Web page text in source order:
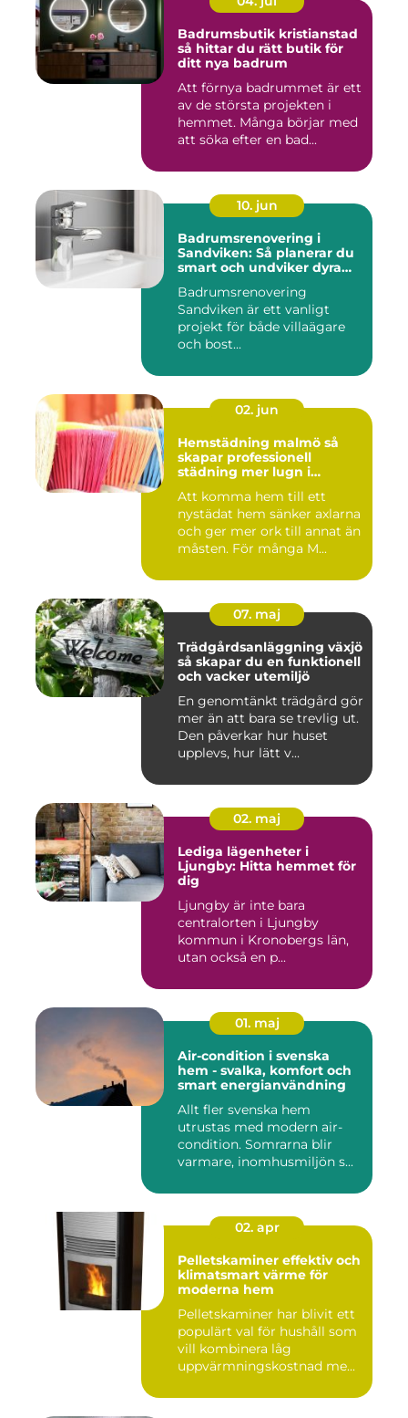
Badrumsbutik kristianstad
så hittar du rätt butik för
ditt nya badrum
Att förnya badrummet är ett
av de största projekten i
hemmet. Många börjar med
att söka efter en bad...
10. jun
Badrumsrenovering i
Sandviken: Så planerar du
smart och undviker dyra
Badrumsrenovering
Sandviken är ett vanligt
projekt för både villaägare
och bost...
02. jun
Hemstädning malmö så
skapar professionell
städning mer lugn i
Att komma hem till ett
nystädat hem sänker axlarna
och ger mer ork till annat än
måsten. För många M...
07. maj
Trädgårdsanläggning växjö
så skapar du en funktionell
och vacker utemiljö
En genomtänkt trädgård gör
mer än att bara se trevlig ut.
Den påverkar hur huset
upplevs, hur lätt v...
02. maj
Lediga lägenheter i
Ljungby: Hitta hemmet för
dig
Ljungby är inte bara
centralorten i Ljungby
kommun i Kronobergs län,
utan också en p...
01. maj
Air-condition i svenska
hem - svalka, komfort och
smart energianvändning
Allt fler svenska hem
utrustas med modern air-
condition. Somrarna blir
varmare, inomhusmiljön s...
02. apr
Pelletskaminer effektiv och
klimatsmart värme för
moderna hem
Pelletskaminer har blivit ett
populärt val för hushåll som
vill kombinera låg
uppvärmningskostnad me...